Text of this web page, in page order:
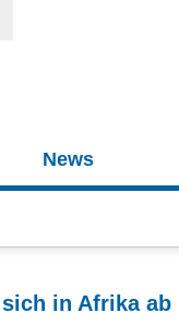
News
in Afrika ab